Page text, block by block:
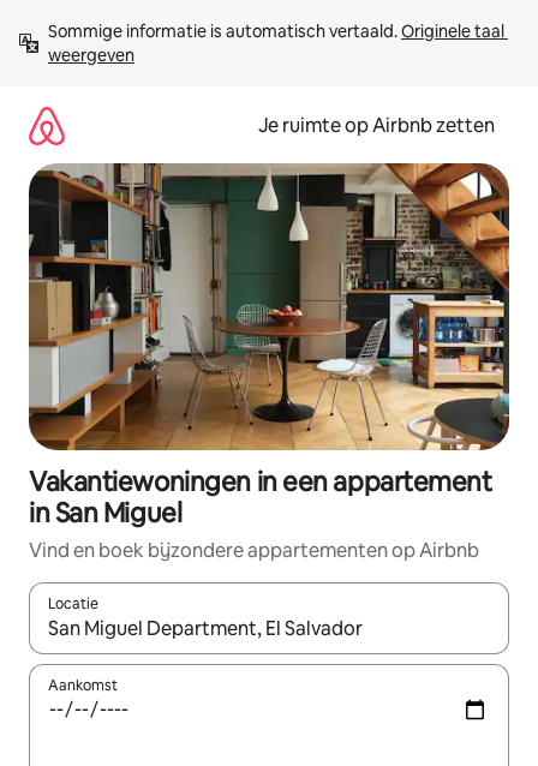
direct
naar
Sommige informatie is automatisch vertaald. Originele taal
weergeven
Je ruimte op Airbnb zetten
Vakantiewoningen in een appartement
in San Miguel
Vind en boek bijzondere appartementen op Airbnb
Locatie
Wanneer er suggesties beschikbaar zijn, maak je een keuze
Aankomst